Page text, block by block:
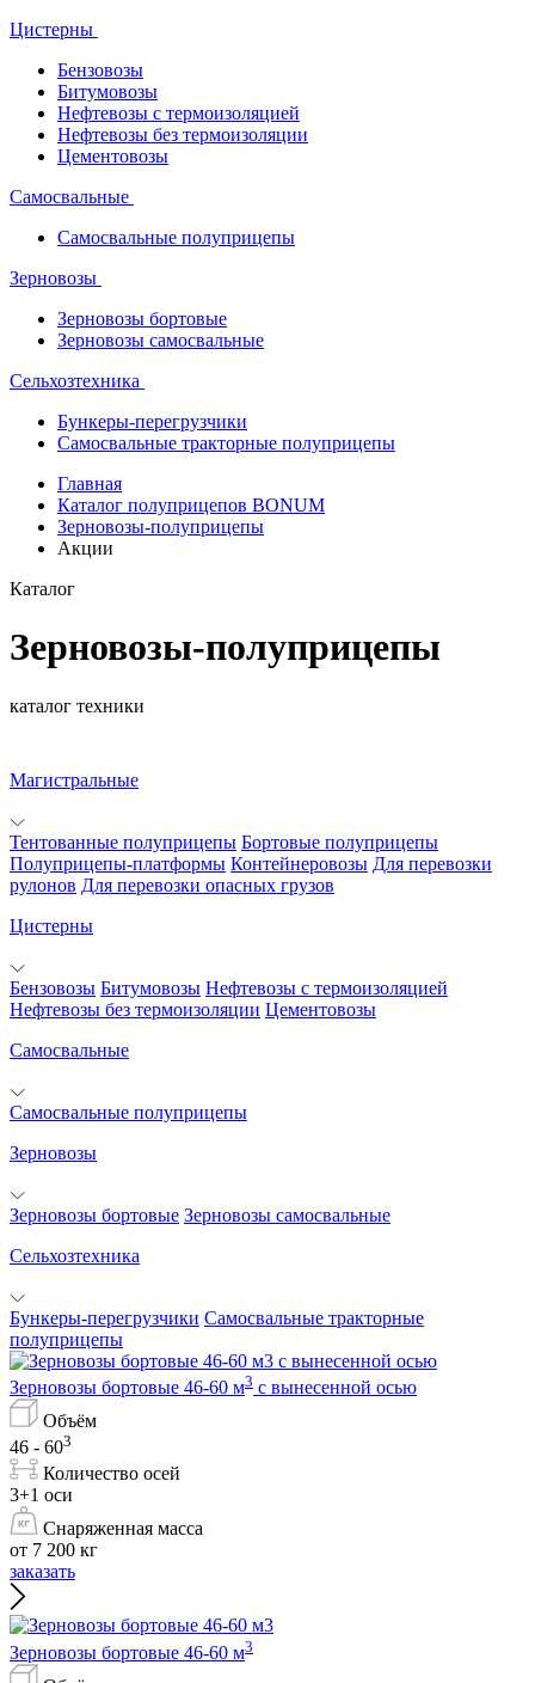
Цистерны
Бензовозы
Битумовозы
Нефтевозы с термоизоляцией
Нефтевозы без термоизоляции
Цементовозы
Самосвальные
Самосвальные полуприцепы
Зерновозы
Зерновозы бортовые
Зерновозы самосвальные
Сельхозтехника
Бункеры-перегрузчики
Самосвальные тракторные полуприцепы
Главная
Каталог полуприцепов BONUM
Зерновозы-полуприцепы
Акции
Каталог
Зерновозы-полуприцепы
каталог техники
Магистральные
Тентованные полуприцепы Бортовые полуприцепы
Полуприцепы-платформы Контейнеровозы Для перевозки
рулонов Для перевозки опасных грузов
Цистерны
Бензовозы Битумовозы Нефтевозы с термоизоляцией
Нефтевозы без термоизоляции Цементовозы
Самосвальные
Самосвальные полуприцепы
Зерновозы
Зерновозы бортовые Зерновозы самосвальные
Сельхозтехника
Бункеры-перегрузчики Самосвальные тракторные
полуприцепы
Зерновозы бортовые 46-60 м3 с вынесенной осью
Объём
46 - 603
Количество осей
3+1 оси
Снаряженная масса
от 7 200 кг
заказать
Зерновозы бортовые 46-60 м3